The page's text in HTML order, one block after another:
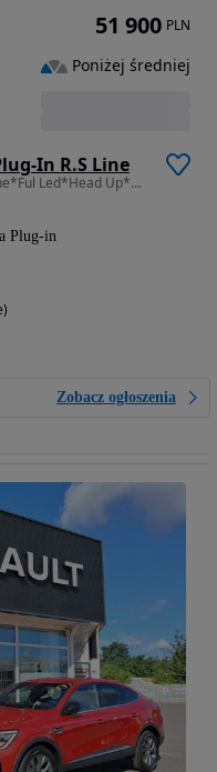
In R.S Line
1598 cm3 • 160 KM • 1.6E(160KM)*RS Line*Ful Led*Head Up*Navi*Kamera*Alcantara*Alu18"ASO
Plug-in
Zobacz ogłoszenia
51 900 PLN
Poniżej średniej